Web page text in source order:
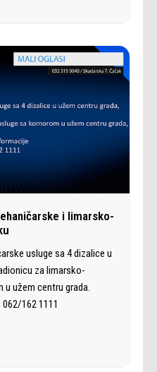
i limarsko-
usluge sa 4 dizalice u
za limarsko-
užem centru grada.
162 1111